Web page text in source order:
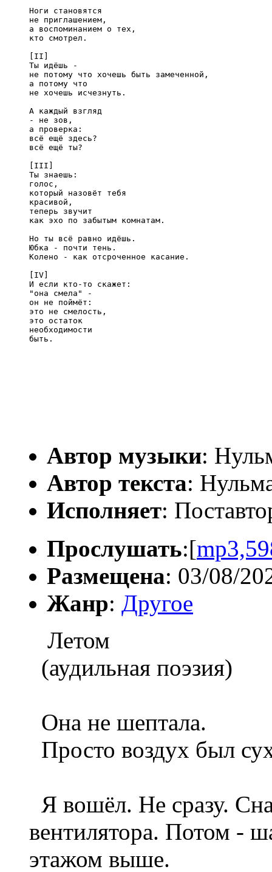
Ноги становятся
не приглашением,
а воспоминанием о тех,
кто смотрел.
[II]
Ты идёшь -
не потому что хочешь быть замеченной,
а потому что
не хочешь исчезнуть.
А каждый взгляд
- не зов,
а проверка:
всё ещё здесь?
всё ещё ты?
[III]
Ты знаешь:
голос,
который назовёт тебя
красивой,
теперь звучит
как эхо по забытым комнатам.
Но ты всё равно идёшь.
Юбка - почти тень.
Колено - как отсроченное касание.
[IV]
И если кто-то скажет:
"она смела" -
он не поймёт:
это не смелость,
это остаток
необходимости
Автор музыки:
Автор текста:
Исполняет:
Прослушать:[
Размещена: 03/08/
Жанр: Другое
Летом
(аудильная поэзия)
Она не шептала.
Просто воздух был
Я вошёл. Не сразу.
вентилятора. Потом -
этажом выше.